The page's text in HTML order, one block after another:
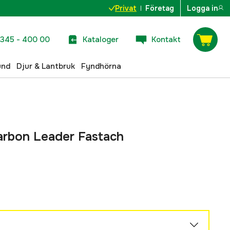
Privat Företag Logga in
- 400 00 Kataloger Kontakt
Djur & Lantbruk Fyndhörna
Leader Fastach